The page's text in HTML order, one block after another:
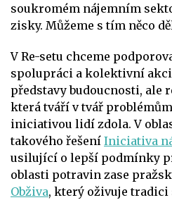
soukromém nájemním
zisky. Můžeme s tím něco
V Re-setu chceme
spolupráci a kolektivní
představy budoucnosti, ale
která tváří v tvář
iniciativou lidí zdola. V
takového řešení Iniciativa
usilující o lepší podmínky
oblasti potravin zase
Obživa, který oživuje